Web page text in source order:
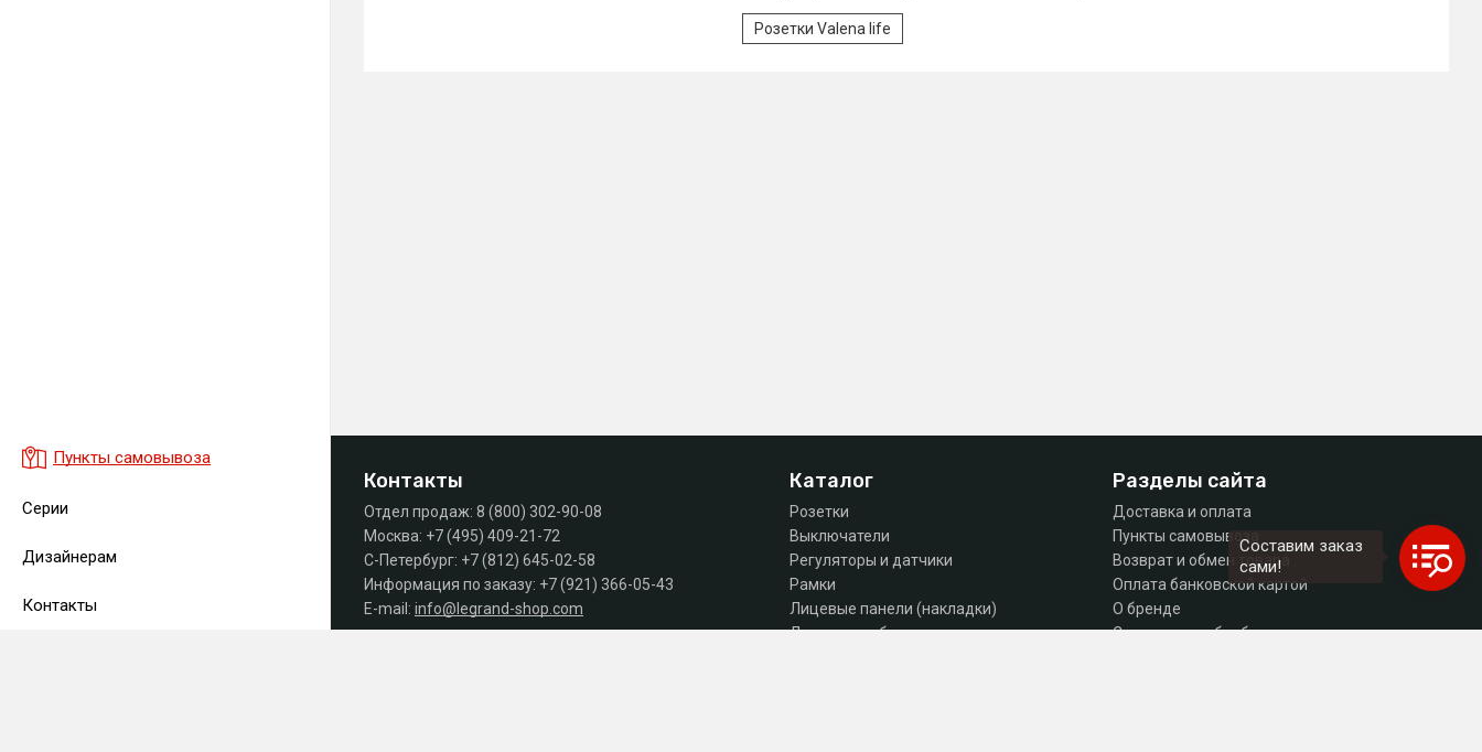
Пункты самовывоза
Серии
Дизайнерам
Контакты
Розетки Valena life
Контакты
Отдел продаж: 8 (800) 302-90-08
Москва: +7 (495) 409-21-72
С-Петербург: +7 (812) 645-02-58
Информация по заказу: +7 (921) 366-05-43
E-mail: info@legrand-shop.com
Каталог
Розетки
Выключатели
Регуляторы и датчики
Рамки
Лицевые панели (накладки)
Лючки, коробки, комплектующие
Разделы сайта
Доставка и оплата
Пункты самовывоза
Возврат и обмен товара
Оплата банковской картой
О бренде
Согласие на обработку персональных данных
Составим заказ
сами!